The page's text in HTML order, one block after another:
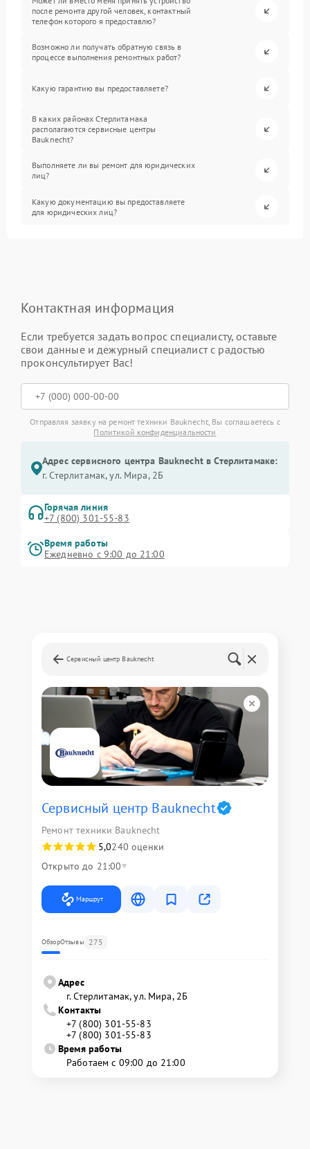
после ремонта другой человек, контактный
телефон которого я предоставлю?
Возможно ли получать обратную связь в
процессе выполнения ремонтных работ?
Какую гарантию вы предоставляете?
В каких районах Стерлитамака
располагаются сервисные центры
Bauknecht?
Выполняете ли вы ремонт для юридических
лиц?
Какую документацию вы предоставляете
для юридических лиц?
Контактная информация
Если требуется задать вопрос специалисту, оставьте
свои данные и дежурный специалист с радостью
проконсультирует Вас!
Отправляя заявку на ремонт техники Bauknecht, Вы соглашаетесь с
Политикой конфиденциальности
Адрес сервисного центра Bauknecht в Стерлитамаке:
г. Стерлитамак, ул. Мира, 2Б
Горячая линия
+7 (800) 301-55-83
Время работы
Ежедневно с 9:00 до 21:00
Сервисный центр Bauknecht
Сервисный центр Bauknecht
Ремонт техники Bauknecht
5,0240 оценки
Открыто до 21:00
Маршрут
ОбзорОтзывы 275
Адрес
г. Стерлитамак, ул. Мира, 2Б
Контакты
+7 (800) 301-55-83
+7 (800) 301-55-83
Время работы
Работаем с 09:00 до 21:00